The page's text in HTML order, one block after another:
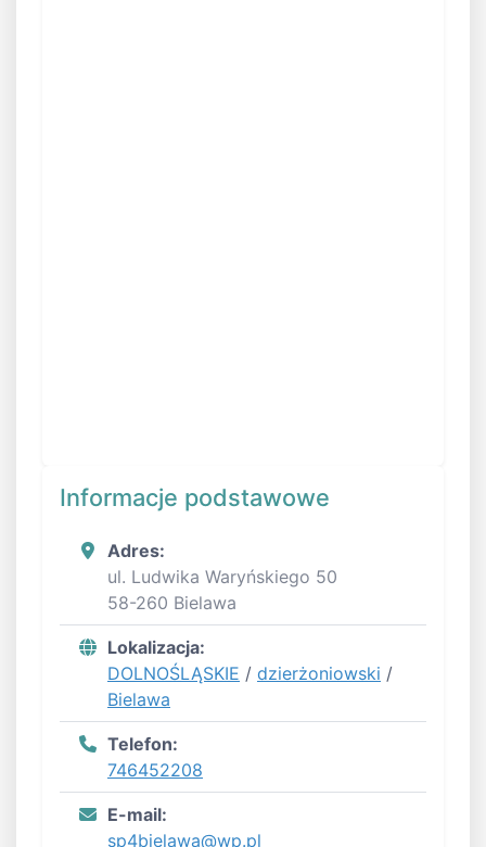
Informacje podstawowe
Adres:
ul. Ludwika Waryńskiego 50
58-260 Bielawa
Lokalizacja:
DOLNOŚLĄSKIE / dzierżoniowski /
Bielawa
Telefon:
746452208
E-mail:
sp4bielawa@wp.pl